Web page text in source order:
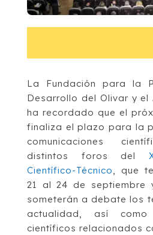
La Fundación para la
Desarrollo del Olivar y el
ha recordado que el
finaliza el plazo para la
comunicaciones
distintos foros del
Científico-Técnico, que
21 al 24 de septiembre
someterán a debate los
actualidad, así
científicos relacionados